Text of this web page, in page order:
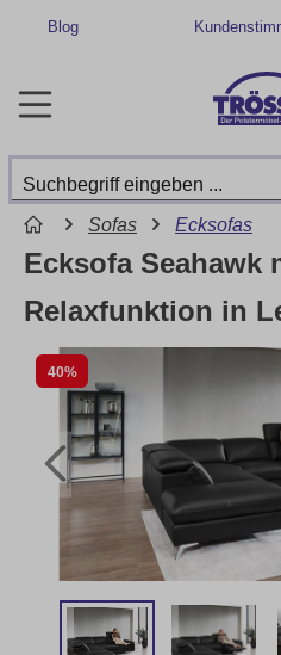
Blog
Sofas Ecksofas
40%
Ecksofa Seahawk
Relaxfunktion in